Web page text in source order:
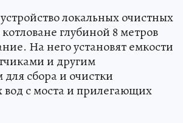
локальных очистных
глубиной 8 метров
На него установят емкости
и другим
сбора и очистки
вод с моста и прилегающих